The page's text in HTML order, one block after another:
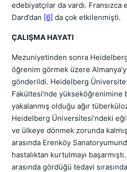
edebiyatçılar da vardı. Fransızca
Dard’dan [6] da çok etkilenmişti.
ÇALIŞMA HAYATI
Mezuniyetinden sonra
öğrenim görmek üzere
gönderildi. Heidelberg
Fakültesi’nde yükseköğrenimine
yakalanmış olduğu ağır
Heidelberg Üniversitesi’ndeki
ve ülkeye dönmek zorunda
arasında Erenköy
hastalıktan kurtulmayı başarmıştı.
arasında gördüğü tedavi sırasında